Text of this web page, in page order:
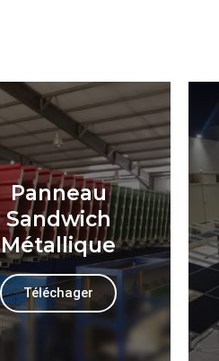
Panneau
Sandwich
Métallique
Téléchager